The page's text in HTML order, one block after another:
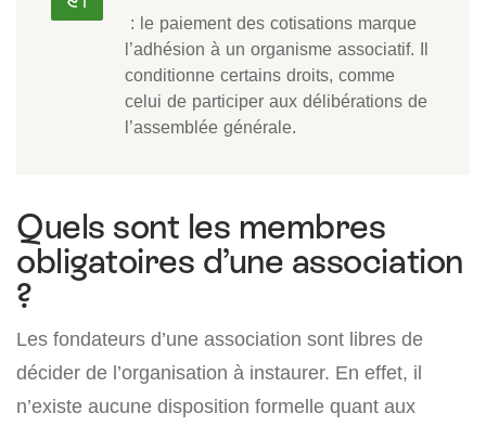
: le paiement des cotisations marque
l’adhésion à un organisme associatif. Il
conditionne certains droits, comme
celui de participer aux délibérations de
l’assemblée générale.
Quels sont les membres
obligatoires d’une association
?
Les fondateurs d’une association sont libres de
décider de l’organisation à instaurer. En effet, il
n’existe aucune disposition formelle quant aux